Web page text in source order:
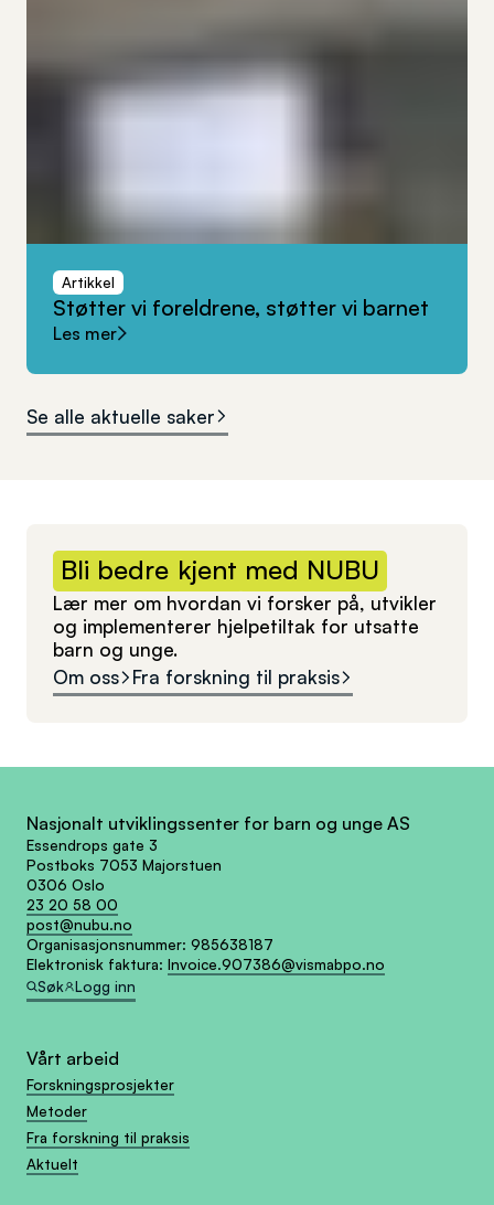
Artikkel
Støtter vi foreldrene, støtter vi barnet
Les mer
Se alle aktuelle saker
Bli bedre kjent med NUBU
Lær mer om hvordan vi forsker på, utvikler
og implementerer hjelpetiltak for utsatte
barn og unge.
Om oss
Fra forskning til praksis
Nasjonalt utviklingssenter for barn og unge AS
Essendrops gate 3
Postboks 7053 Majorstuen
0306 Oslo
23 20 58 00
post@nubu.no
Organisasjonsnummer: 985638187
Elektronisk faktura: Invoice.907386@vismabpo.no
Søk
Logg inn
Vårt arbeid
Forskningsprosjekter
Metoder
Fra forskning til praksis
Aktuelt